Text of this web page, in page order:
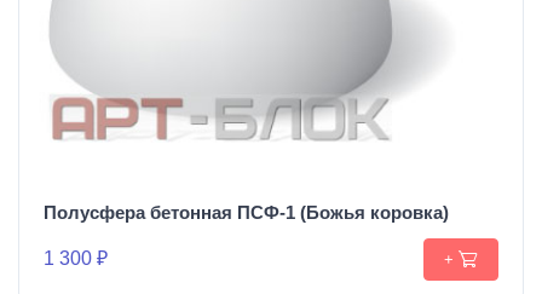
Полусфера бетонная ПСФ-1 (Божья коровка)
1 300 ₽ +